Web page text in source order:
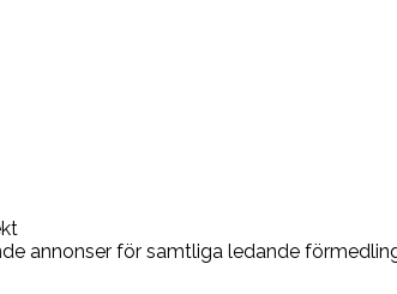
annonser för samtliga ledande